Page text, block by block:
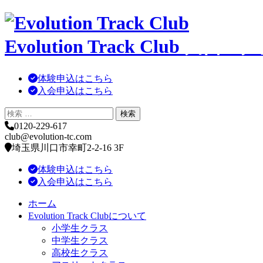
コ
テ
ン
Evolution Track Club
体験申込はこちら
入会申込はこちら
0120-229-617
club@evolution-tc.com
埼玉県川口市幸町2-2-16 3F
体験申込はこちら
入会申込はこちら
ホーム
Evolution Track Clubについて
小学生クラス
中学生クラス
高校生クラス